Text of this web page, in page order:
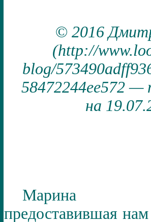
© 2016
(http://
blog/
58472244ee572 —
на
Марина
предоставившая